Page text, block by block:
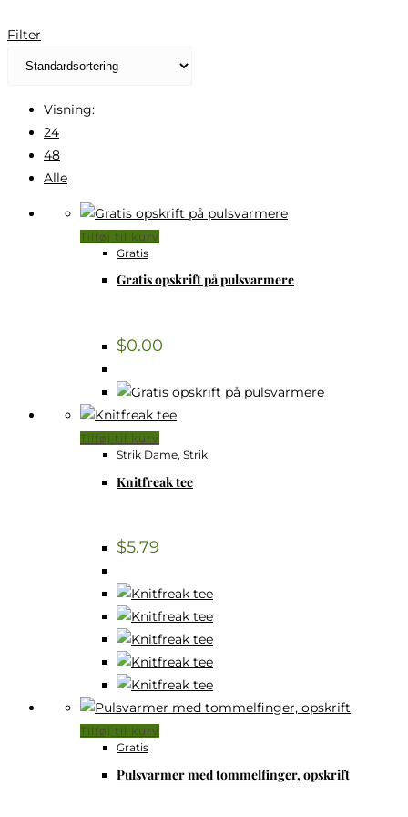
Filter
Visning:
24
48
Alle
Tilføj til kurv
Gratis
Gratis opskrift på pulsvarmere
$0.00
Tilføj til kurv
Strik Dame, Strik
Knitfreak tee
$5.79
Tilføj til kurv
Gratis
Pulsvarmer med tommelfinger, opskrift